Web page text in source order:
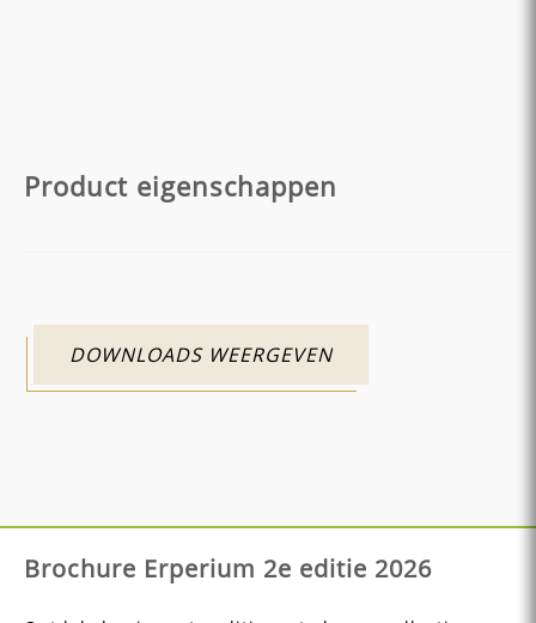
Product eigenschappen
DOWNLOADS WEERGEVEN
Brochure Erperium 2e editie 2026